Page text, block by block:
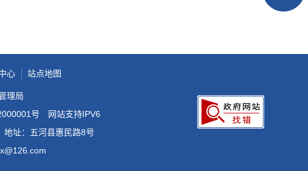
心 站点地图
理局
号
网站支持IPV6
地址：五河县惠民路8号